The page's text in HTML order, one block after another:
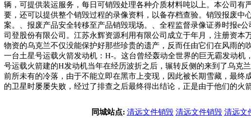
辆，可提供装运服务，每日可销毁处理各种介质材料吨以上。本公司
要，还可以提供整个销毁过程的录像资料，以备存档查验。销毁报废
案。、报废产品安全转移至产品销毁现场。、全程监督录像证券时报e
司登股份有限公司。江苏永辉资源利用有限公司成立于年月，注册资
物资的乌克兰不仅没能保护好那些珍贵的遗产，反而任由它们在风雨
一台土星号运载火箭发动机：H-。这台曾经轰动全世界的巨无霸发动
号运载火箭建的H发动机当年在经历波折之后，辗转反侧的来到了乌克
前所未有的冷落，由于不能立即在黑市上变现，因此被长期雪藏，最
的卫星时屡屡失败，经过了排查之后最终得出结论，正是由于他们的火
同城站点: 清远文件销毁 清远文件销毁 清远文